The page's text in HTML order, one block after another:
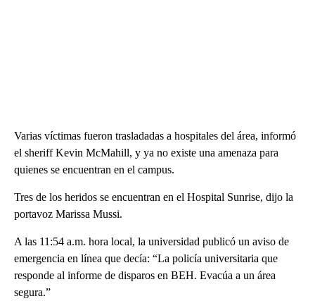
Varias víctimas fueron trasladadas a hospitales del área, informó
el sheriff Kevin McMahill, y ya no existe una amenaza para
quienes se encuentran en el campus.
Tres de los heridos se encuentran en el Hospital Sunrise, dijo la
portavoz Marissa Mussi.
A las 11:54 a.m. hora local, la universidad publicó un aviso de
emergencia en línea que decía: “La policía universitaria que
responde al informe de disparos en BEH. Evacúa a un área
segura.”